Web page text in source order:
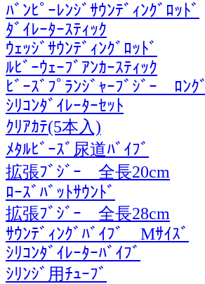
ﾊﾞﾝﾋﾟｰﾚﾝｼﾞｻｳﾝﾃﾞｨﾝｸﾞﾛｯﾄﾞ
ﾀﾞｲﾚｰﾀｰｽﾃｨｯｸ
ｳｪｯｼﾞｻｳﾝﾃﾞｨﾝｸﾞﾛｯﾄﾞ
ﾙﾋﾞｰｳｪｰﾌﾞｱﾝｶｰｽﾃｨｯｸ
ﾋﾞｰｽﾞﾌﾟﾗﾝｼﾞｬｰﾌﾞｼﾞｰ ﾛﾝｸﾞ
ｼﾘｺﾝﾀﾞｲﾚｰﾀｰｾｯﾄ
ｸﾘｱｶﾃ(5本入)
ﾒﾀﾙﾋﾞｰｽﾞ尿道ﾊﾞｲﾌﾞ
拡張ﾌﾞｼﾞｰ 全長20cm
ﾛｰｽﾞﾊﾞｯﾄｻｳﾝﾄﾞ
拡張ﾌﾞｼﾞｰ 全長28cm
ｻｳﾝﾃﾞｨﾝｸﾞﾊﾞｲﾌﾞ Mｻｲｽﾞ
ｼﾘｺﾝﾀﾞｲﾚｰﾀｰﾊﾞｲﾌﾞ
ｼﾘﾝｼﾞ用ﾁｭｰﾌﾞ